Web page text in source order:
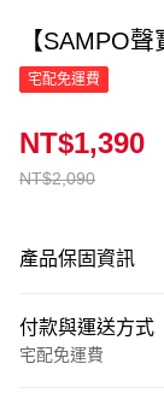
【SAMPO
宅配免運費
NT$2,090
NT$1,390
產品保固資訊
付款與運送方式
宅配免運費